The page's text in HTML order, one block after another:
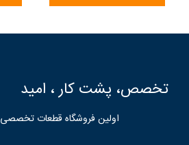
تخصص، پشت کار ، امید
اولین فروشگاه قطعات تخصصی RF در ایران